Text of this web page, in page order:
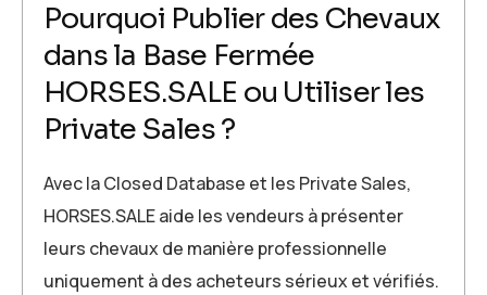
Pourquoi Publier des Chevaux
dans la Base Fermée
HORSES.SALE ou Utiliser les
Private Sales ?
Avec la Closed Database et les Private Sales,
HORSES.SALE aide les vendeurs à présenter
leurs chevaux de manière professionnelle
uniquement à des acheteurs sérieux et vérifiés.